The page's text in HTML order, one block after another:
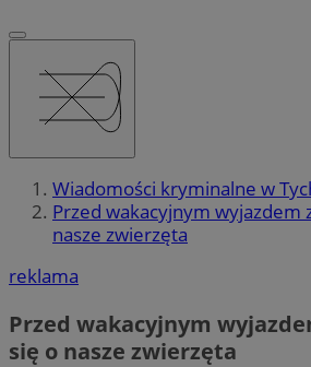
Wiadomości kryminalne w
Przed wakacyjnym wyjazdem
nasze zwierzęta
reklama
Przed wakacyjnym
się o nasze zwierzęta